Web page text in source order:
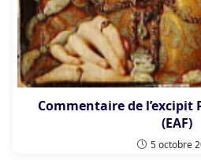
Commentaire de l’excipit
(EAF)
5 octobre